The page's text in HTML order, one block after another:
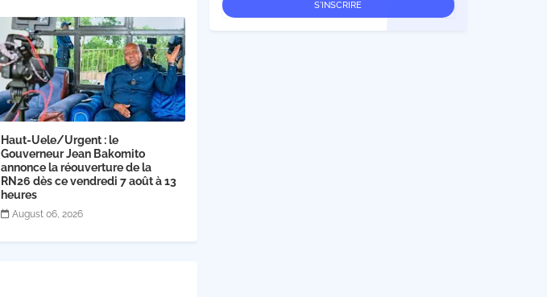
Haut-Uele/Urgent : le
Gouverneur Jean Bakomito
annonce la réouverture de la
RN26 dès ce vendredi 7 août à 13
heures
August 06, 2026